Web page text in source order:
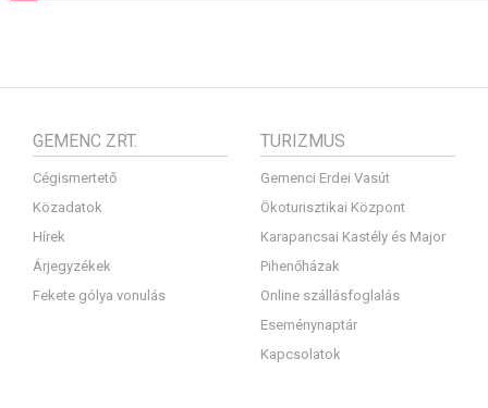
GEMENC ZRT.
Cégismertető
Közadatok
Hírek
Árjegyzékek
Fekete gólya vonulás
TURIZMUS
Gemenci Erdei Vasút
Ökoturisztikai Központ
Karapancsai Kastély és Major
Pihenőházak
Online szállásfoglalás
Eseménynaptár
Kapcsolatok